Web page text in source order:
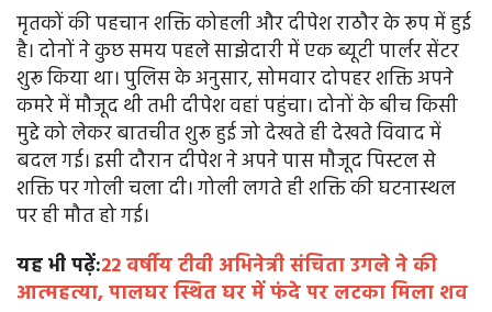
मृतकों की पहचान शक्ति कोहली और दीपेश राठौर के रूप में हुई
है। दोनों ने कुछ समय पहले साझेदारी में एक ब्यूटी पार्लर सेंटर
शुरू किया था। पुलिस के अनुसार, सोमवार दोपहर शक्ति अपने
कमरे में मौजूद थी तभी दीपेश वहां पहुंचा। दोनों के बीच किसी
मुद्दे को लेकर बातचीत शुरू हुई जो देखते ही देखते विवाद में
बदल गई। इसी दौरान दीपेश ने अपने पास मौजूद पिस्टल से
शक्ति पर गोली चला दी। गोली लगते ही शक्ति की घटनास्थल
पर ही मौत हो गई।
यह भी पढ़ें:22 वर्षीय टीवी अभिनेत्री संचिता उगले ने की
आत्महत्या, पालघर स्थित घर में फंदे पर लटका मिला शव